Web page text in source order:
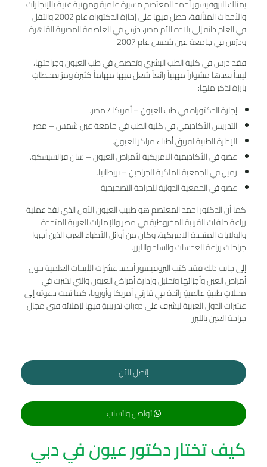
يمتلك البروفيسور أحمد المعتصم مسيرة علمية ومهنية غنية بالإنجازات
والأحداث المتألقة، حصل فيها على إجازة الدكتوراه عام 2002 وانتقل
في العام ذاته إلى بلاده الأم مصر، درّس في العاصمة المصرية القاهرة
ودرّس في جامعة عين شمس عام 2007.
فقد درس في كلية الطب البشري وتخصص في طب العيون وجراحتها،
ليبدأ بعدها مشواراً مهنياً رائعاً شغل فيها مهاماً كثيرة ومرّ بمحطاتٍ
بارزة نذكر منها:
إجازة الدكتوراه في طب العيون – أمريكا / مصر.
التدريس الأكاديمي في كلية الطب في جامعة عين شمس – مصر.
الإدارة الطبية لفريق أطباء مراكز العيون.
عضو في الأكاديمية الامريكية لأمراض العيون – سان فرانسيسكو.
زميل في الجمعية الملكية للجراحين – بريطانيا.
عضو في الجمعية الدولية للجراحة التصحيحية.
كما أن الدكتور احمد المعتصم هو طبيب العيون الأول الذي نفذ عملية
زراعة حلقات القرنية المخروطية في مصر والإمارات العربية المتحدة
والولايات المتحدة الامريكية، وكان من أوائل الأطباء العرب الذين أجروا
جراحات زراعة العدسات والساد والليزر.
إلى جانب ذلك فقد كتب البروفيسور أحمد عشرات الأبحاث العلمية حول
أمراض العين وأجزائها وتحليل وإدارة أمراض العيون والتي نشرت في
مجلاتٍ طبيةٍ عالميةٍ رائدة في قارتي أمريكا وأوروبا، كما تمت دعوته إلى
عشرات الدول العربية ليشرف على دوراتٍ تدريبيةٍ فيها لزملائه فيي مجال
جراحة العين بالليزر.
إتصل الأن
تواصل واتساب
كيف تختار دكتور عیون في دبي